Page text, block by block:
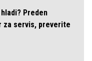
Preden
za servis, preverite